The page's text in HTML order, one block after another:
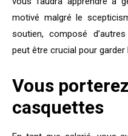
motivé malgré le
soutien, composé
peut être crucial pour garder
Vous
casquettes